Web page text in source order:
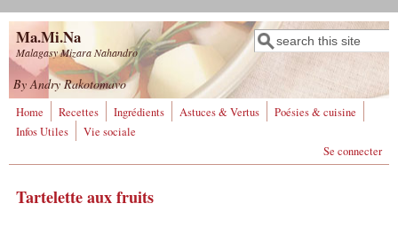
Aller au contenu principal
Ma.Mi.Na
Malagasy Mizara Nahandro
Formulaire de
recherche
Rechercher
By Andry Rakotomavo
Home Recettes Ingrédients Astuces & Vertus
Poésies & cuisine
Infos Utiles
Vie sociale
Se connecter
Tartelette aux fruits